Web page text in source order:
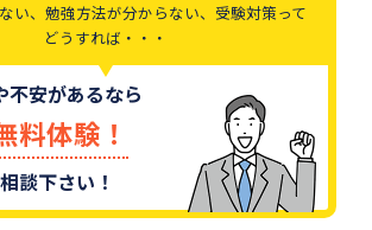
い、勉強方法が分からない、受験対策って
どうすれば・・・
不安があるなら
料体験！
談下さい！